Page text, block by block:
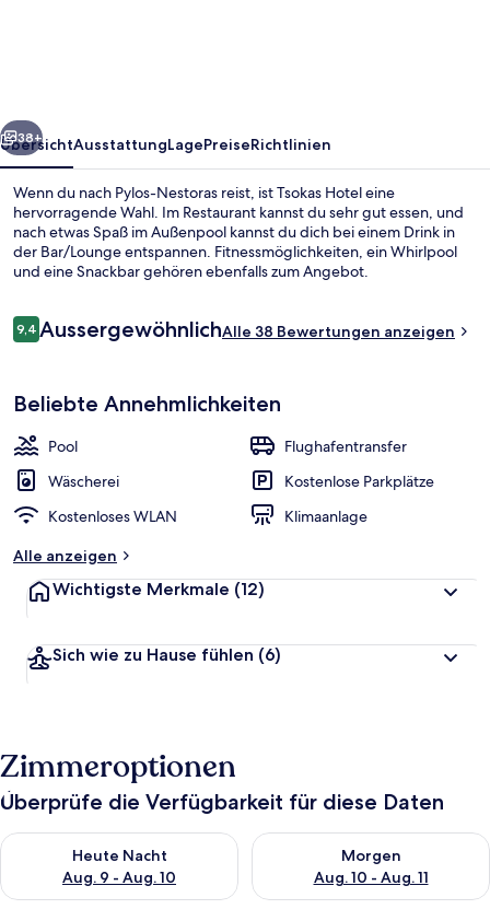
Weiter
38+
ÜbersichtAusstattungLagePreiseRichtlinien
Wenn du nach Pylos-Nestoras reist, ist Tsokas Hotel eine
hervorragende Wahl. Im Restaurant kannst du sehr gut essen, und
nach etwas Spaß im Außenpool kannst du dich bei einem Drink in
der Bar/Lounge entspannen. Fitnessmöglichkeiten, ein Whirlpool
und eine Snackbar gehören ebenfalls zum Angebot.
Bewertungen
9,49,4 von 10.
AussergewöhnlichAlle 38 Bewertungen anzeigen
Beliebte Annehmlichkeiten
Pool
Flughafentransfer
Wäscherei
Kostenlose Parkplätze
Kostenloses WLAN
Klimaanlage
Alle anzeigen
Wichtigste Merkmale (12)
Sich wie zu Hause fühlen (6)
Zimmeroptionen
Überprüfe die Verfügbarkeit für diese Daten
Heute Nacht
Aug. 9 - Aug. 10
Überprüfe die Verfügbarkeit für heute Nacht, Aug. 9 - Aug.
Morgen
Aug. 10 - Aug. 11
Überprüfe die Verfügbarkeit